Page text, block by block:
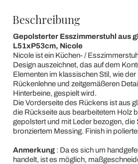
Beschreibung
Gepolsterter Esszimmerstuhl aus
L51xP53cm, Nicole
Nicole ist ein Küchen- /
Design auszeichnet, das auf dem
Elementen im klassischen Stil, wie
Rückenlehne und zeitgemäßeren
Hinterbeine, gespielt wird.
Die Vorderseite des Rückens ist aus
die Rückseite aus bearbeitetem Holz
gepolstert und mit Leder bezogen, die
bronziertem Messing. Finish in
Anmerkung: Da es sich um
handelt, ist es möglich,